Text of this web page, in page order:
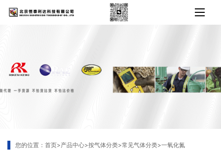
您的位置： 首页>产品中心>按气体分类>常见气体分类>一氧化氮